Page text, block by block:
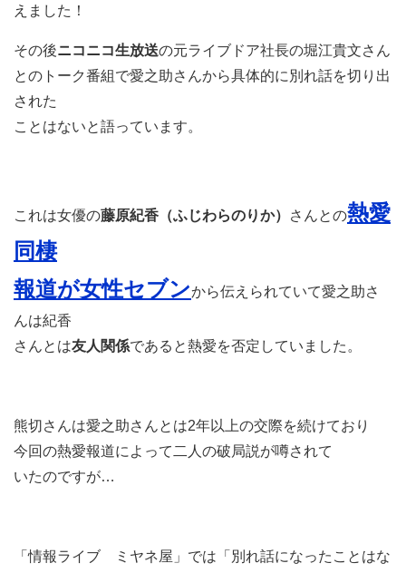
えました！
その後ニコニコ生放送の元ライブドア社長の堀江貴文さん
とのトーク番組で愛之助さんから具体的に別れ話を切り出
された
ことはないと語っています。
これは女優の藤原紀香（ふじわらのりか） さんとの熱愛
同棲
報道が女性セブンから伝えられていて愛之助さ
んは紀香
さんとは友人関係であると熱愛を否定していました。
熊切さんは愛之助さんとは2年以上の交際を続けており
今回の熱愛報道によって二人の破局説が噂されて
いたのですが…
「情報ライブ ミヤネ屋」では「別れ話になったことはな